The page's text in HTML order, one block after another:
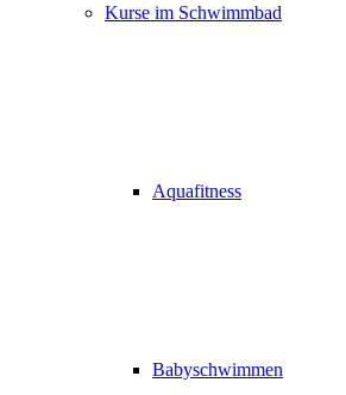
Kurse im Schwimmbad
Aquafitness
Babyschwimmen